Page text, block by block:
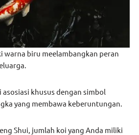
warna biru meelambangkan peran
khusus dengan simbol
yang membawa keberuntungan.
Shui, jumlah koi yang Anda miliki